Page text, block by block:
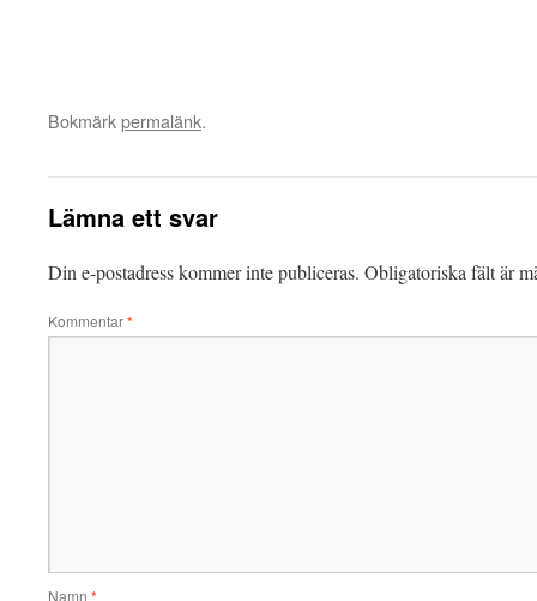
Bokmärkpermalänk.
Lämna ett svar
Din e-postadress kommer inte publiceras. Obligatoriska fält är
Kommentar*
Namn *